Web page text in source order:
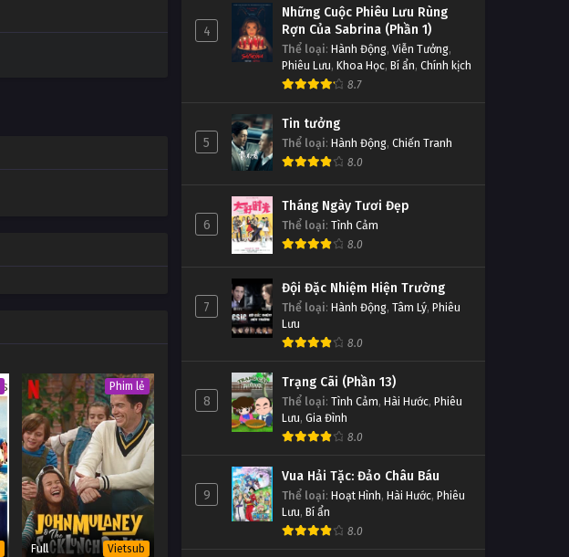
Phim lẻ
Full Vietsub
4
Những Cuộc Phiêu Lưu Rùng
Rợn Của Sabrina (Phần 1)
Thể loại: Hành Động, Viễn Tưởng,
Phiêu Lưu, Khoa Học, Bí ẩn, Chính kịch
8.7
5
Tin tưởng
Thể loại: Hành Động, Chiến Tranh
8.0
6
Tháng Ngày Tươi Đẹp
Thể loại: Tình Cảm
8.0
7
Đội Đặc Nhiệm Hiện Trường
Thể loại: Hành Động, Tâm Lý, Phiêu
Lưu
8.0
8
Trạng Cãi (Phần 13)
Thể loại: Tình Cảm, Hài Hước, Phiêu
Lưu, Gia Đình
8.0
9
Vua Hải Tặc: Đảo Châu Báu
Thể loại: Hoạt Hình, Hài Hước, Phiêu
Lưu, Bí ẩn
8.0